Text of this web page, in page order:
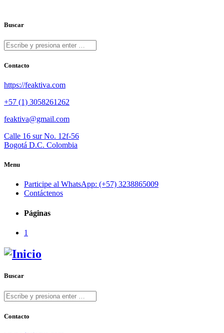
Buscar
Contacto
https://feaktiva.com
+57 (1) 3058261262
feaktiva@gmail.com
Calle 16 sur No. 12f-56
Bogotá D.C. Colombia
Menu
Participe al WhatsApp: (+57) 3238865009
Contáctenos
Páginas
1
Buscar
Contacto